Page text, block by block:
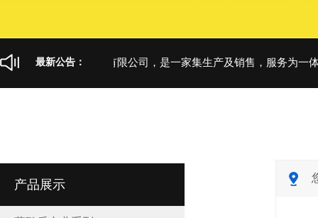
最新公告：
东卫尔盾防护科技有限公司，是一家集生产及销售，服务为一体
当前导航： 首页> 产品展示> 蓝鸥盾专业系列
产品展示